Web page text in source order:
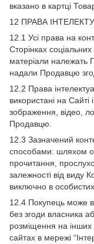
вказано в картці
12 ПРАВА
12.1 Усі права на
Сторінках
матеріали належать
надали Продавцю
12.2 Права
використані на
зображення, відео,
Продавцю.
12.3 Зазначений
способами: шляхом
прочитання,
залежності від виду
виключно в
12.4 Покупець може
без згоди власника
розміщення на інших
сайтах в мережі